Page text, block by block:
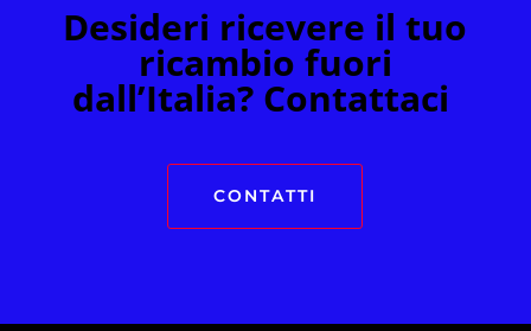
Desideri ricevere il tuo
ricambio fuori
dall’Italia? Contattaci
CONTATTI